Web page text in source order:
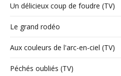
Un délicieux coup de foudre (TV)
Le grand rodéo
Aux couleurs de l'arc-en-ciel (TV)
Péchés oubliés (TV)